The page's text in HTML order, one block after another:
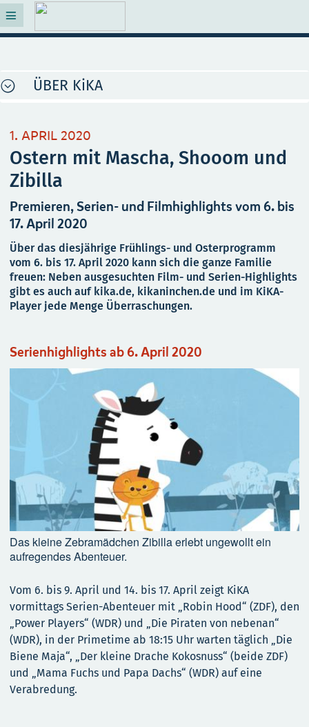
ÜBER KiKA
1. APRIL 2020
Ostern mit Mascha, Shooom und
Zibilla
Premieren, Serien- und Filmhighlights vom 6. bis
17. April 2020
Über das diesjährige Frühlings- und Osterprogramm
vom 6. bis 17. April 2020 kann sich die ganze Familie
freuen: Neben ausgesuchten Film- und Serien-Highlights
gibt es auch auf kika.de, kikaninchen.de und im KiKA-
Player jede Menge Überraschungen.
Serienhighlights ab 6. April 2020
Das kleine Zebramädchen Zibilla erlebt ungewollt ein
aufregendes Abenteuer.
Vom 6. bis 9. April und 14. bis 17. April zeigt KiKA
vormittags Serien-Abenteuer mit „Robin Hood“ (ZDF), den
„Power Players“ (WDR) und „Die Piraten von nebenan“
(WDR), in der Primetime ab 18:15 Uhr warten täglich „Die
Biene Maja“, „Der kleine Drache Kokosnuss“ (beide ZDF)
und „Mama Fuchs und Papa Dachs“ (WDR) auf eine
Verabredung.